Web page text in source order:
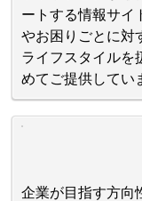
ートする情報サイ
やお困りごとに対
ライフスタイルを
めてご提供してい
企業が目指す方向